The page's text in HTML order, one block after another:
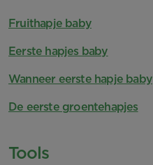
Fruithapje baby
Eerste hapjes baby
Wanneer eerste hapje baby
De eerste groentehapjes
Tools